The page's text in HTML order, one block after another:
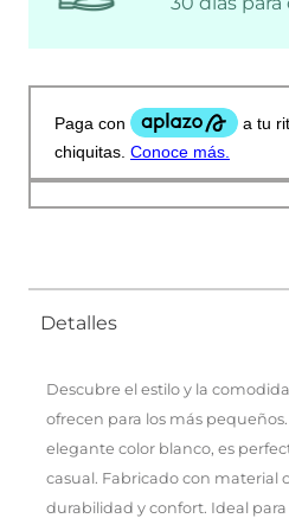
Detalles
Descubre el estilo y la
ofrecen para los más
elegante color blanco, es
casual. Fabricado con material
durabilidad y confort. Ideal